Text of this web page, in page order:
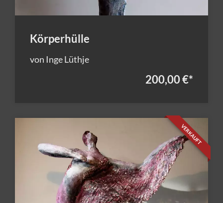
Körperhülle
von Inge Lüthje
200,00 €*
VERKAUFT